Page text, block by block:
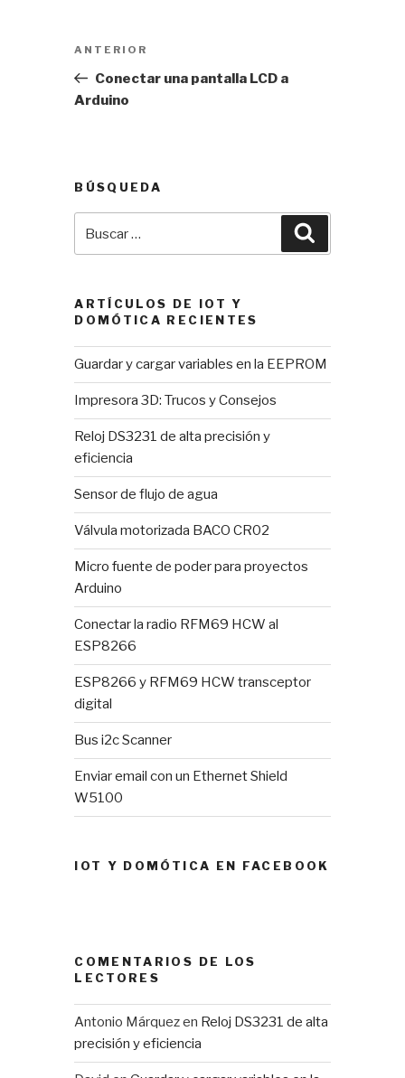
entradas
Entrada
anterior:
ANTERIOR
Conectar una pantalla LCD a
Arduino
BÚSQUEDA
por:
ARTÍCULOS DE IOT Y
DOMÓTICA RECIENTES
Guardar y cargar variables en la EEPROM
Impresora 3D: Trucos y Consejos
Reloj DS3231 de alta precisión y
eficiencia
Sensor de flujo de agua
Válvula motorizada BACO CR02
Micro fuente de poder para proyectos
Arduino
Conectar la radio RFM69 HCW al
ESP8266
ESP8266 y RFM69 HCW transceptor
digital
Bus i2c Scanner
Enviar email con un Ethernet Shield
W5100
IOT Y DOMÓTICA EN FACEBOOK
COMENTARIOS DE LOS
LECTORES
Antonio Márquezen Reloj DS3231 de alta
precisión y eficiencia